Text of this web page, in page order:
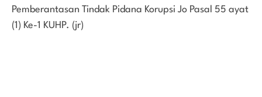
Pemberantasan Tindak Pidana Korupsi Jo Pasal 55 ayat
(1) Ke-1 KUHP. (jr)